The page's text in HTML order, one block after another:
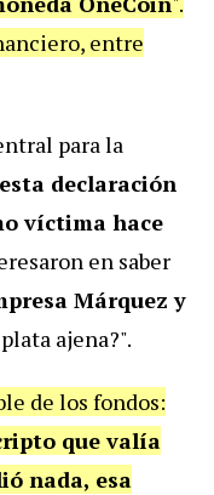
entre
para la
declaración
víctima hace
en saber
Márquez y
ajena?".
de los fondos:
que valía
nada, esa